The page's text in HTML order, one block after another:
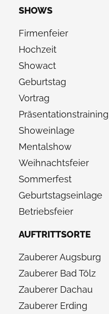
SHOWS
Firmenfeier
Hochzeit
Showact
Geburtstag
Vortrag
Präsentationstraining
Showeinlage
Mentalshow
Weihnachtsfeier
Sommerfest
Geburtstagseinlage
Betriebsfeier
AUFTRITTSORTE
Zauberer Augsburg
Zauberer Bad Tölz
Zauberer Dachau
Zauberer Erding